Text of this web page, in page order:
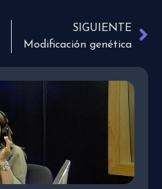
SIGUIENTE
Modificación genética